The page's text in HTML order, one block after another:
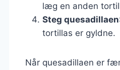
læg en anden
Steg quesadillaen
tortillas er gyldne.
Når quesadillaen er